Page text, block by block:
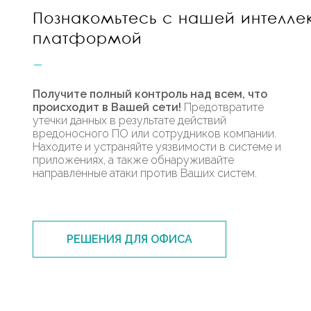
Познакомьтесь с нашей
платформой
Получите полный контроль над всем, что
происходит в Вашей сети! Предотвратите
утечки данных в результате действий
вредоносного ПО или сотрудников компании.
Находите и устраняйте уязвимости в системе и
приложениях, а также обнаруживайте
направленные атаки против Ваших систем.
РЕШЕНИЯ ДЛЯ ОФИСА